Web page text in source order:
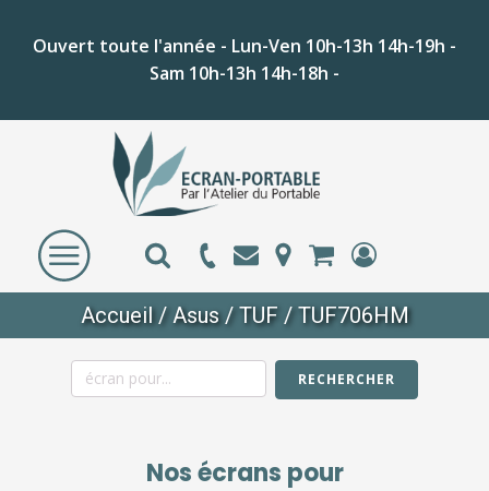
Ouvert toute l'année - Lun-Ven 10h-13h 14h-19h -
Sam 10h-13h 14h-18h -
Accueil/ Asus/ TUF / TUF706HM
RECHERCHER
Nos écrans pour